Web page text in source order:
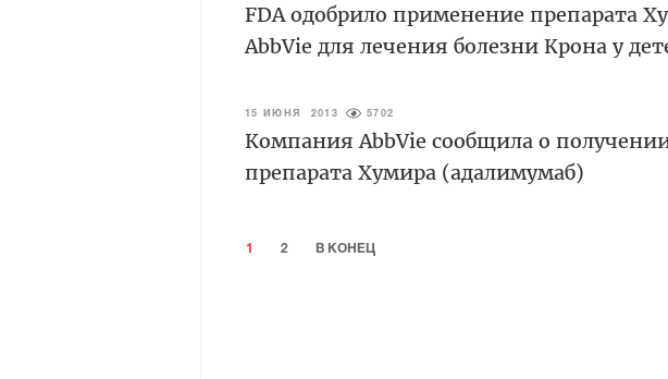
FDA одобрило применение препарата
AbbVie для лечения болезни Крона у
15 ИЮНЯ 2013 5702
Компания AbbVie сообщила о
препарата Хумира (адалимумаб)
1 2 В КОНЕЦ